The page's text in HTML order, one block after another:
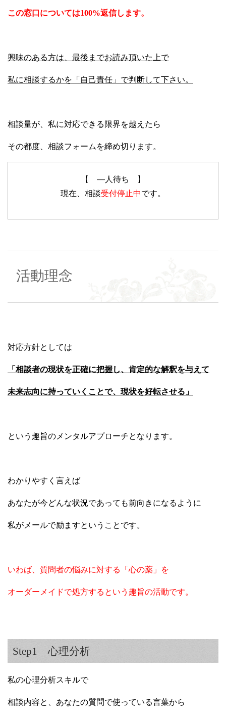
この窓口については100%返信します。
興味のある方は、最後までお読み頂いた上で
私に相談するかを「自己責任」で判断して下さい。
相談量が、私に対応できる限界を越えたら
その都度、相談フォームを締め切ります。
【 —人待ち 】
現在、相談受付停止中です。
活動理念
対応方針としては
「相談者の現状を正確に把握し、 肯定的な解釈を与えて
未来志向に持っていくことで、現状を好転させる」
という趣旨のメンタルアプローチとなります。
わかりやすく言えば
あなたが今どんな状況であっても前向きになるように
私がメールで励ますということです。
いわば、質問者の悩みに対する「心の薬」を
オーダーメイドで処方するという趣旨の活動です。
Step1 心理分析
私の心理分析スキルで
相談内容と、あなたの質問で使っている言葉から